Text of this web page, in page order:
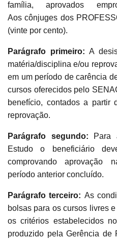
família, aprovados
Aos cônjuges dos
(vinte por cento).
Parágrafo primeiro: A
matéria/disciplina e/ou
em um período de carência
cursos oferecidos pelo
benefício, contados a partir
reprovação.
Parágrafo segundo: Para
Estudo o beneficiário
comprovando aprovação
período anterior concluído.
Parágrafo terceiro: As
bolsas para os cursos livres
os critérios estabelecidos
produzido pela Gerência de